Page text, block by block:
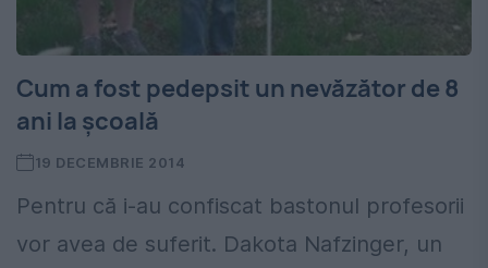
Cum a fost pedepsit un nevăzător de 8
ani la școală
19 DECEMBRIE 2014
Pentru că i-au confiscat bastonul profesorii
vor avea de suferit. Dakota Nafzinger, un